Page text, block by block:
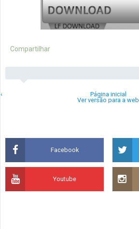
Compartilhar
‹
Página inicial
Ver versão para a web
Facebook
Youtube